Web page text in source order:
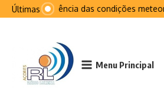
Ir para o conteúdo
Últimas
Na sequência das condições
Menu Principal